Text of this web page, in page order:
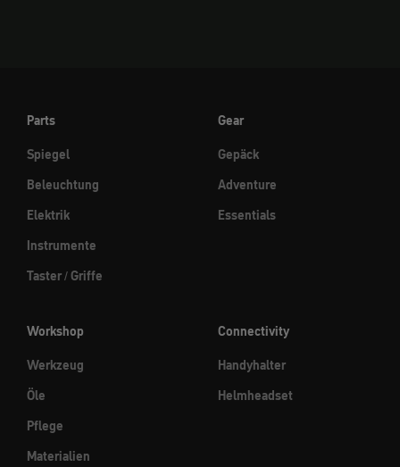
Parts
Spiegel
Beleuchtung
Elektrik
Instrumente
Taster / Griffe
Gear
Gepäck
Adventure
Essentials
Workshop
Werkzeug
Öle
Pflege
Materialien
Connectivity
Handyhalter
Helmheadset